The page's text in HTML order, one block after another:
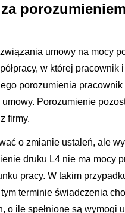
umowy na mocy
w której
porozumienia
Porozumienie
firmy.
o zmianie ustaleń, ale
druku L4 nie ma mocy
pracy. W takim
terminie świadczenia
o ile spełnione są wymogi